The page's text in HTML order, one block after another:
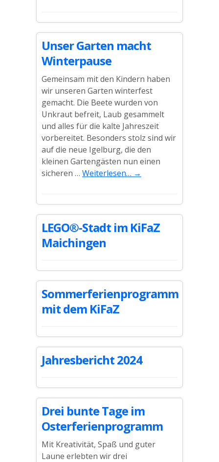
Unser Garten macht
Winterpause
Gemeinsam mit den Kindern haben
wir unseren Garten winterfest
gemacht. Die Beete wurden von
Unkraut befreit, Laub gesammelt
und alles für die kalte Jahreszeit
vorbereitet. Besonders stolz sind wir
auf die neue Igelburg, die den
kleinen Gartengästen nun einen
sicheren … Weiterlesen… →
LEGO®-Stadt im KiFaZ
Maichingen
Sommerferienprogramm
mit dem KiFaZ
Jahresbericht 2024
Drei bunte Tage im
Osterferienprogramm
Mit Kreativität, Spaß und guter
Laune erlebten wir drei